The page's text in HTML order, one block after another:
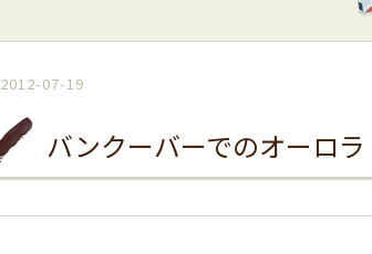
2012-07-19
バンクーバーでのオーロラ